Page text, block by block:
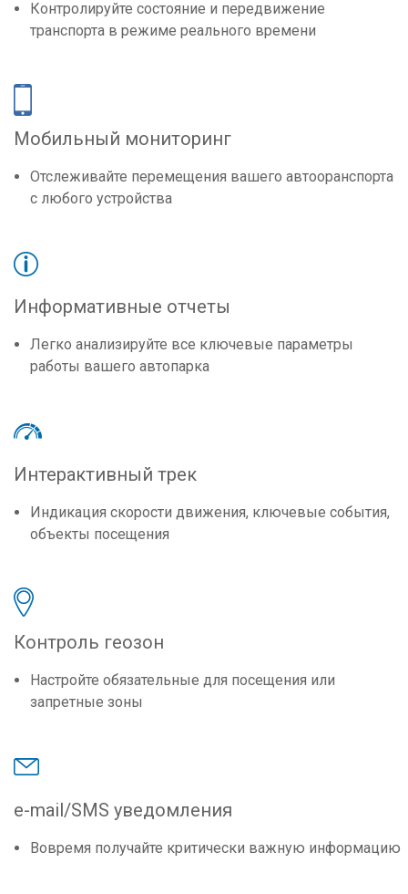
Контролируйте состояние и передвижение
транспорта в режиме реального времени
Мобильный мониторинг
Отслеживайте перемещения вашего автооранспорта
с любого устройства
Информативные отчеты
Легко анализируйте все ключевые параметры
работы вашего автопарка
Интерактивный трек
Индикация скорости движения, ключевые события,
объекты посещения
Контроль геозон
Настройте обязательные для посещения или
запретные зоны
e-mail/SMS уведомления
Вовремя получайте критически важную информацию